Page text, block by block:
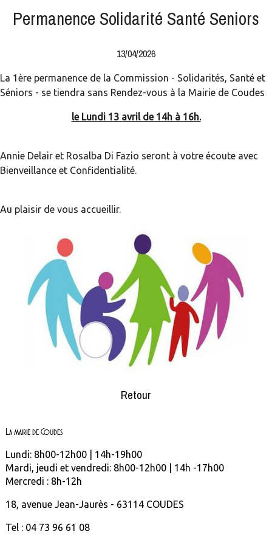
Permanence Solidarité Santé Seniors
13/04/2026
La 1ère permanence de la Commission - Solidarités, Santé et
Séniors - se tiendra sans Rendez-vous à la Mairie de Coudes
le Lundi 13 avril de 14h à 16h.
Annie Delair et Rosalba Di Fazio seront à votre écoute avec
Bienveillance et Confidentialité.
Au plaisir de vous accueillir.
Retour
La mairie de Coudes
Lundi: 8h00-12h00 | 14h-19h00
Mardi, jeudi et vendredi: 8h00-12h00 | 14h -17h00
Mercredi : 8h-12h
18, avenue Jean-Jaurès - 63114 COUDES
Tel : 04 73 96 61 08